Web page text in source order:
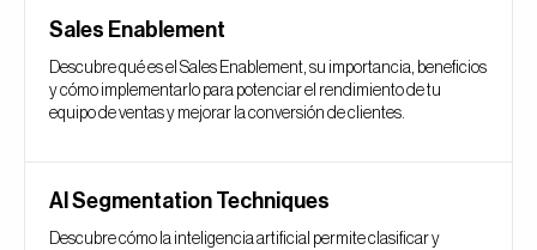
Sales Enablement
Descubre qué es el Sales Enablement, su importancia, beneficios
y cómo implementarlo para potenciar el rendimiento de tu
equipo de ventas y mejorar la conversión de clientes.
AI Segmentation Techniques
Descubre cómo la inteligencia artificial permite clasificar y